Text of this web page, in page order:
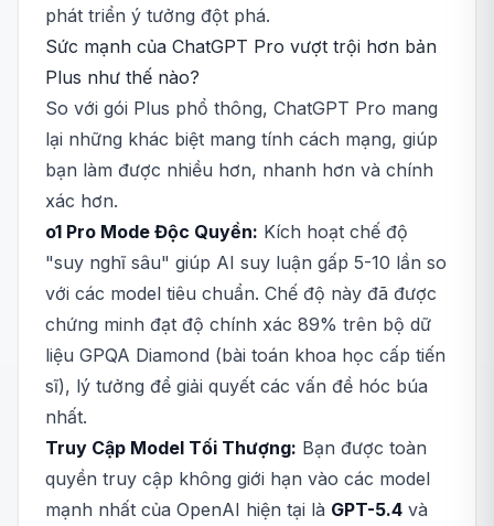
phát triển ý tưởng đột phá.
Sức mạnh của ChatGPT Pro vượt trội hơn bản
Plus như thế nào?
So với gói Plus phổ thông, ChatGPT Pro mang
lại những khác biệt mang tính cách mạng, giúp
bạn làm được nhiều hơn, nhanh hơn và chính
xác hơn.
o1 Pro Mode Độc Quyền: Kích hoạt chế độ
"suy nghĩ sâu" giúp AI suy luận gấp 5-10 lần so
với các model tiêu chuẩn. Chế độ này đã được
chứng minh đạt độ chính xác 89% trên bộ dữ
liệu GPQA Diamond (bài toán khoa học cấp tiến
sĩ), lý tưởng để giải quyết các vấn đề hóc búa
nhất.
Truy Cập Model Tối Thượng: Bạn được toàn
quyền truy cập không giới hạn vào các model
mạnh nhất của OpenAI hiện tại là GPT-5.4 và